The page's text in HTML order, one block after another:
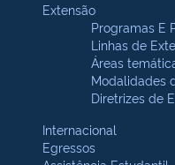
Extensão
Programas E
Linhas de
Áreas
Modalidades
Diretrizes de
Internacional
Egressos